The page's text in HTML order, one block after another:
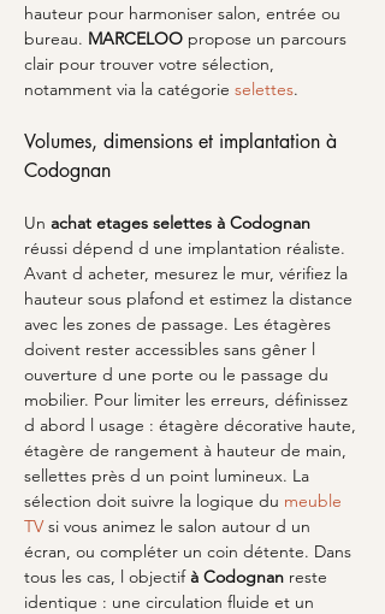
hauteur pour harmoniser salon, entrée ou
bureau. MARCELOO propose un parcours
clair pour trouver votre sélection,
notamment via la catégorie selettes.
Volumes, dimensions et implantation à
Codognan
Un achat etages selettes à Codognan
réussi dépend d une implantation réaliste.
Avant d acheter, mesurez le mur, vérifiez la
hauteur sous plafond et estimez la distance
avec les zones de passage. Les étagères
doivent rester accessibles sans gêner l
ouverture d une porte ou le passage du
mobilier. Pour limiter les erreurs, définissez
d abord l usage : étagère décorative haute,
étagère de rangement à hauteur de main,
sellettes près d un point lumineux. La
sélection doit suivre la logique du meuble
TV si vous animez le salon autour d un
écran, ou compléter un coin détente. Dans
tous les cas, l objectif à Codognan reste
identique : une circulation fluide et un